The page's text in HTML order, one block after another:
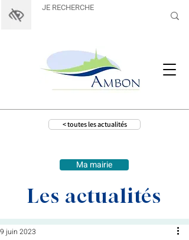
< toutes les actualités
Ma mairie
Les actualités
9 juin 2023